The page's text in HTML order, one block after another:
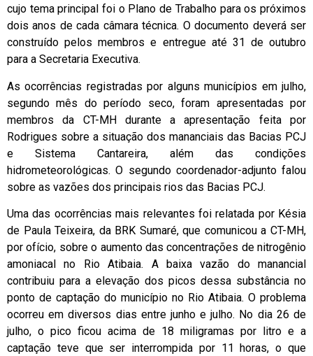
cujo tema principal foi o Plano de Trabalho para os próximos
dois anos de cada câmara técnica. O documento deverá ser
construído pelos membros e entregue até 31 de outubro
para a Secretaria Executiva.
As ocorrências registradas por alguns municípios em julho,
segundo mês do período seco, foram apresentadas por
membros da CT-MH durante a apresentação feita por
Rodrigues sobre a situação dos mananciais das Bacias PCJ
e Sistema Cantareira, além das condições
hidrometeorológicas. O segundo coordenador-adjunto falou
sobre as vazões dos principais rios das Bacias PCJ.
Uma das ocorrências mais relevantes foi relatada por Késia
de Paula Teixeira, da BRK Sumaré, que comunicou a CT-MH,
por ofício, sobre o aumento das concentrações de nitrogênio
amoniacal no Rio Atibaia. A baixa vazão do manancial
contribuiu para a elevação dos picos dessa substância no
ponto de captação do município no Rio Atibaia. O problema
ocorreu em diversos dias entre junho e julho. No dia 26 de
julho, o pico ficou acima de 18 miligramas por litro e a
captação teve que ser interrompida por 11 horas, o que